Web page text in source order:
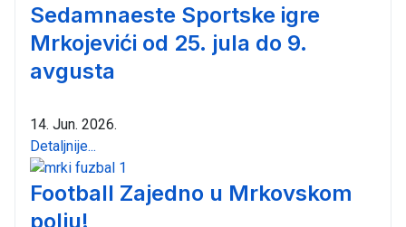
Sedamnaeste Sportske igre
Mrkojevići od 25. jula do 9.
avgusta
14. Jun. 2026.
Detaljnije...
Football Zajedno u Mrkovskom
polju!